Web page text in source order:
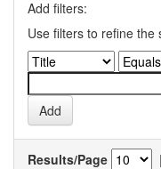
Add filters:
Use filters to refine the
Results/Page |